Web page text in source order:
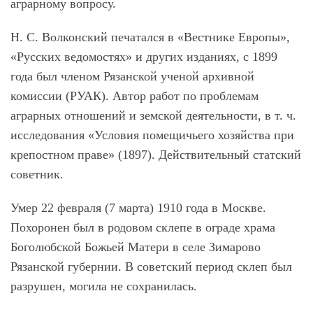
аграрному вопросу.
Н. С. Волконский печатался в «Вестнике Европы»,
«Русских ведомостях» и других изданиях, с 1899
года был членом Рязанской ученой архивной
комиссии (РУАК). Автор работ по проблемам
аграрных отношений и земской деятельности, в т. ч.
исследования «Условия помещичьего хозяйства при
крепостном праве» (1897). Действительный статский
советник.
Умер 22 февраля (7 марта) 1910 года в Москве.
Похоронен был в родовом склепе в ограде храма
Боголюбской Божьей Матери в селе Зимарово
Рязанской губернии. В советский период склеп был
разрушен, могила не сохранилась.